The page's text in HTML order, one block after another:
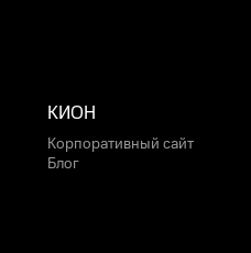
КИОН
Корпоративный сайт
Блог